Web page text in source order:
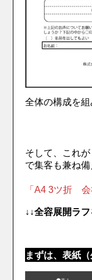
全体の構成を組
そして、これ
で集客も兼ね備
「A4 3ツ折 会
↓↓全容展開ラ
まずは、表紙